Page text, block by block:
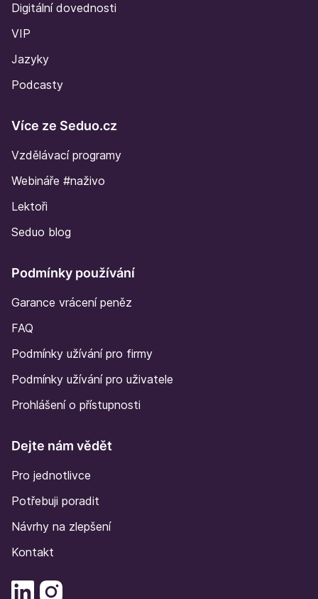
Digitální dovednosti
VIP
Jazyky
Podcasty
Více ze Seduo.cz
Vzdělávací programy
Webináře #naživo
Lektoři
Seduo blog
Podmínky používání
Garance vrácení peněz
FAQ
Podmínky užívání pro firmy
Podmínky užívání pro uživatele
Prohlášení o přístupnosti
Dejte nám vědět
Pro jednotlivce
Potřebuji poradit
Návrhy na zlepšení
Kontakt